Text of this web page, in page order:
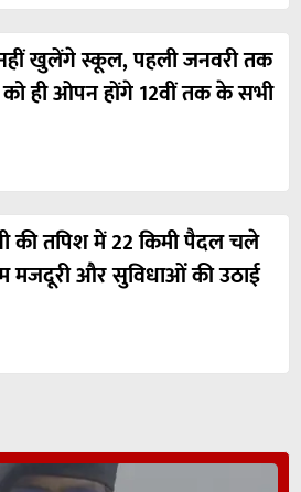
खुलेंगे स्कूल, पहली जनवरी तक
को ही ओपन होंगे 12वीं तक के सभी
की तपिश में 22 किमी पैदल चले
मजदूरी और सुविधाओं की उठाई